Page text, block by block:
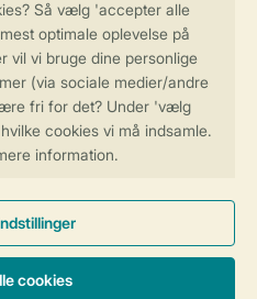
oplevelse